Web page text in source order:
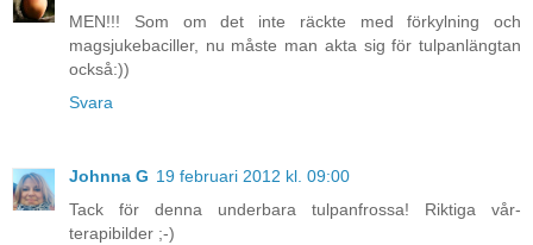
MEN!!! Som om det inte räckte med förkylning och
magsjukebaciller, nu måste man akta sig för tulpanlängtan
också:))
Svara
Johnna G 19 februari 2012 kl. 09:00
Tack för denna underbara tulpanfrossa! Riktiga vår-
terapibilder ;-)